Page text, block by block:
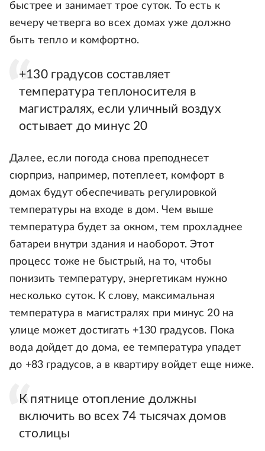
быстрее и занимает трое суток. То есть к
вечеру четверга во всех домах уже должно
быть тепло и комфортно.
+130 градусов составляет
температура теплоносителя в
магистралях, если уличный воздух
остывает до минус 20
Далее, если погода снова преподнесет
сюрприз, например, потеплеет, комфорт в
домах будут обеспечивать регулировкой
температуры на входе в дом. Чем выше
температура будет за окном, тем прохладнее
батареи внутри здания и наоборот. Этот
процесс тоже не быстрый, на то, чтобы
понизить температуру, энергетикам нужно
несколько суток. К слову, максимальная
температура в магистралях при минус 20 на
улице может достигать +130 градусов. Пока
вода дойдет до дома, ее температура упадет
до +83 градусов, а в квартиру войдет еще ниже.
К пятнице отопление должны
включить во всех 74 тысячах домов
столицы